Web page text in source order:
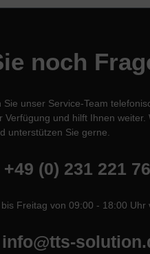
noch
unser Service-Team
Verfügung und hilft Ihnen weiter.
unterstützen Sie gerne.
+49 (0) 231 221
Freitag von 09:00 - 18:00 Uhr
info@tts-